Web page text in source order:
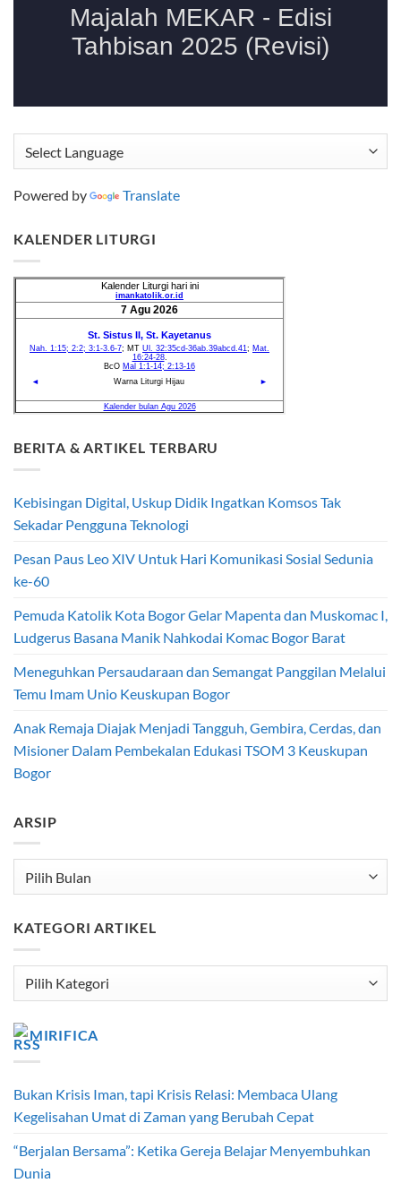
Powered by Translate
KALENDER LITURGI
BERITA & ARTIKEL TERBARU
Kebisingan Digital, Uskup Didik Ingatkan Komsos Tak
Sekadar Pengguna Teknologi
Pesan Paus Leo XIV Untuk Hari Komunikasi Sosial Sedunia
ke-60
Pemuda Katolik Kota Bogor Gelar Mapenta dan Muskomac I,
Ludgerus Basana Manik Nahkodai Komac Bogor Barat
Meneguhkan Persaudaraan dan Semangat Panggilan Melalui
Temu Imam Unio Keuskupan Bogor
Anak Remaja Diajak Menjadi Tangguh, Gembira, Cerdas, dan
Misioner Dalam Pembekalan Edukasi TSOM 3 Keuskupan
Bogor
ARSIP
KATEGORI ARTIKEL
Kategori
MIRIFICA
Bukan Krisis Iman, tapi Krisis Relasi: Membaca Ulang
Kegelisahan Umat di Zaman yang Berubah Cepat
“Berjalan Bersama”: Ketika Gereja Belajar Menyembuhkan
Dunia